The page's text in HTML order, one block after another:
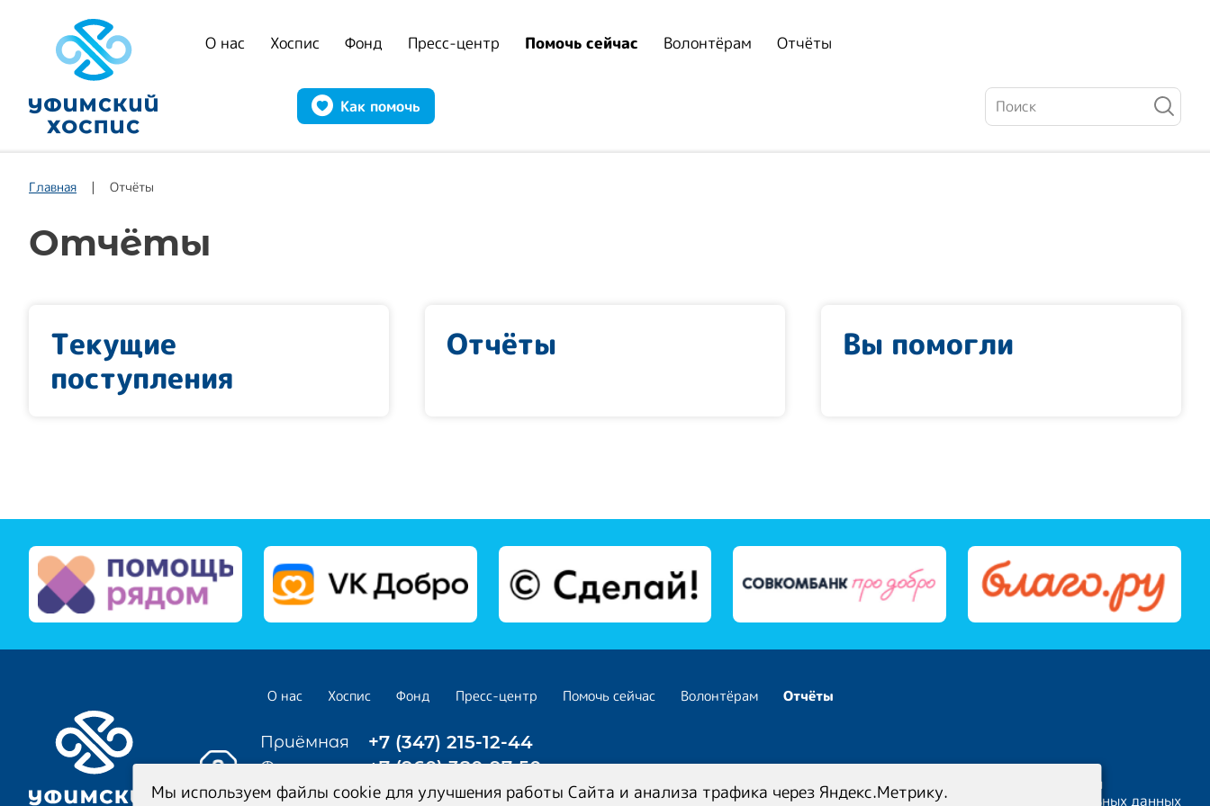
О нас Хоспис Фонд Пресс-центр Помочь сейчас Волонтёрам Отчёты
Как помочь
Главная Отчёты
Отчёты
Текущие
поступления
Отчёты Вы помогли
О нас Хоспис Фонд Пресс-центр Помочь сейчас Волонтёрам Отчёты
Приёмная +7 (347) 215-12-44
Фонд +7 (960) 380-97-50
Медицинский
Политика конфиденциальности
Политика обработки персональных данных
Мы используем файлы cookie для улучшения работы Сайта и анализа трафика через Яндекс.Метрику.